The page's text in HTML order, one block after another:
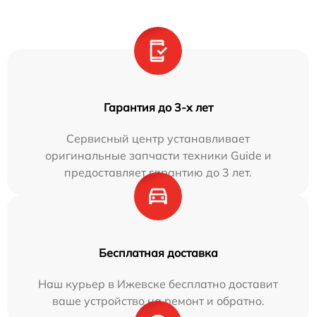
Гарантия до 3-х лет
Сервисный центр устанавливает
оригинальные запчасти техники Guide и
предоставляет гарантию до 3 лет.
Бесплатная доставка
Наш курьер в Ижевске бесплатно доставит
ваше устройство на ремонт и обратно.